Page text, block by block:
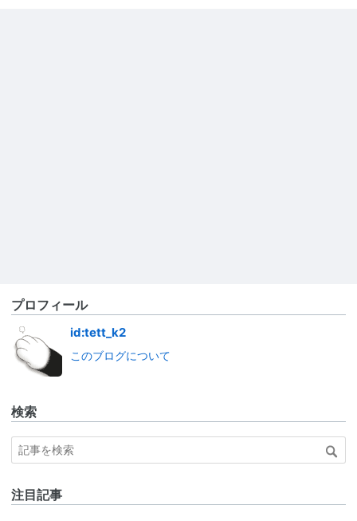
プロフィール
id:tett_k2
このブログについて
検索
注目記事